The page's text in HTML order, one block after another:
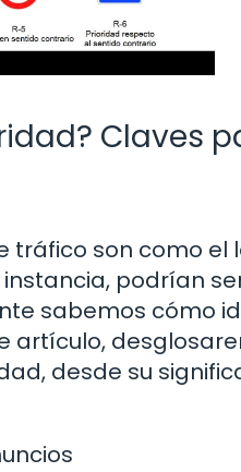
Claves
tráfico son como el
podrían
sabemos cómo
artículo,
desde su